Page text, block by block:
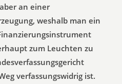
an einer
weshalb man ein
zum Leuchten zu
verfassungswidrig ist.